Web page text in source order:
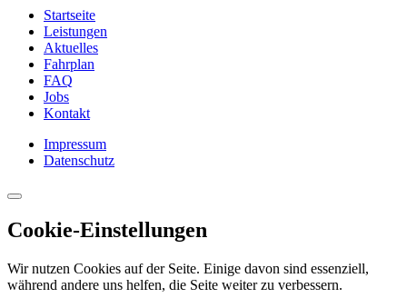
Startseite
Leistungen
Aktuelles
Fahrplan
FAQ
Jobs
Kontakt
Impressum
Datenschutz
Cookie-Einstellungen
Wir nutzen Cookies auf der Seite. Einige davon sind essenziell,
während andere uns helfen, die Seite weiter zu verbessern.